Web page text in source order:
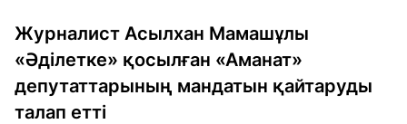
Журналист Асылхан Мамашұлы
«Әділетке» қосылған «Аманат»
депутаттарының мандатын қайтаруды
талап етті